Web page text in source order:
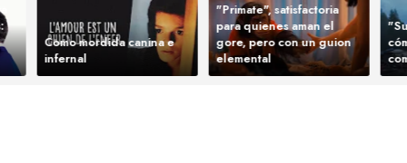
Como mordida canina e
infernal
"Primate", satisfactoria
para quienes aman el
gore, pero con un guion
elemental